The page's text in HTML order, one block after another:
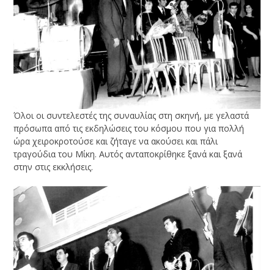
Όλοι οι συντελεστές της συναυλίας στη σκηνή, με γελαστά
πρόσωπα από τις εκδηλώσεις του κόσμου που για πολλή
ώρα χειροκροτούσε και ζήταγε να ακούσει και πάλι
τραγούδια του Μίκη. Αυτός ανταποκρίθηκε ξανά και ξανά
στην στις εκκλήσεις.